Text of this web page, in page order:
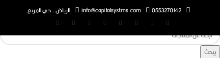
0553270142
info@capitalsystms.com الرياض - حي المربع